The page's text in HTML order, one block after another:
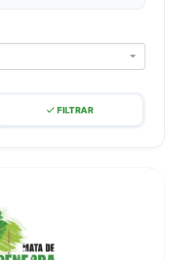
done FILTRAR